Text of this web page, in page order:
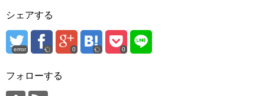
シェアする
error 0 0
フォローする